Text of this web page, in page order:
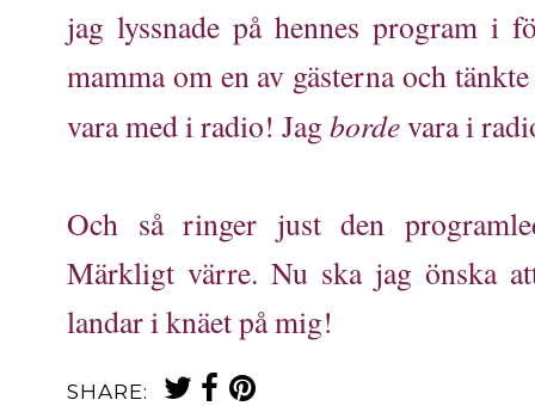
jag lyssnade på hennes program i
mamma om en av gästerna och
vara med i radio! Jag bordevara i
Och så ringer just den
Märkligt värre. Nu ska jag önska
landar i knäet på mig!
SHARE: